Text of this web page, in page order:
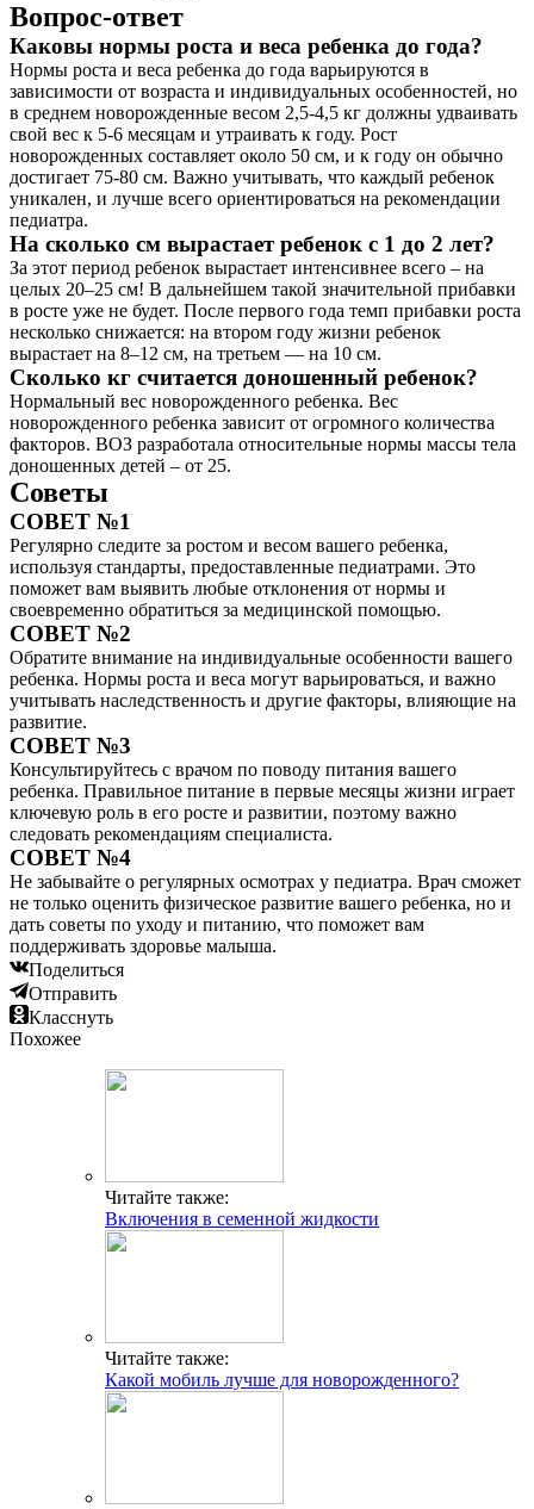
Вопрос-ответ
Каковы нормы роста и веса ребенка до года?
Нормы роста и веса ребенка до года варьируются в
зависимости от возраста и индивидуальных особенностей, но
в среднем новорожденные весом 2,5-4,5 кг должны удваивать
свой вес к 5-6 месяцам и утраивать к году. Рост
новорожденных составляет около 50 см, и к году он обычно
достигает 75-80 см. Важно учитывать, что каждый ребенок
уникален, и лучше всего ориентироваться на рекомендации
педиатра.
На сколько см вырастает ребенок с 1 до 2 лет?
За этот период ребенок вырастает интенсивнее всего – на
целых 20–25 см! В дальнейшем такой значительной прибавки
в росте уже не будет. После первого года темп прибавки роста
несколько снижается: на втором году жизни ребенок
вырастает на 8–12 см, на третьем — на 10 см.
Сколько кг считается доношенный ребенок?
Нормальный вес новорожденного ребенка. Вес
новорожденного ребенка зависит от огромного количества
факторов. ВОЗ разработала относительные нормы массы тела
доношенных детей – от 25.
Советы
СОВЕТ №1
Регулярно следите за ростом и весом вашего ребенка,
используя стандарты, предоставленные педиатрами. Это
поможет вам выявить любые отклонения от нормы и
своевременно обратиться за медицинской помощью.
СОВЕТ №2
Обратите внимание на индивидуальные особенности вашего
ребенка. Нормы роста и веса могут варьироваться, и важно
учитывать наследственность и другие факторы, влияющие на
развитие.
СОВЕТ №3
Консультируйтесь с врачом по поводу питания вашего
ребенка. Правильное питание в первые месяцы жизни играет
ключевую роль в его росте и развитии, поэтому важно
следовать рекомендациям специалиста.
СОВЕТ №4
Не забывайте о регулярных осмотрах у педиатра. Врач сможет
не только оценить физическое развитие вашего ребенка, но и
дать советы по уходу и питанию, что поможет вам
поддерживать здоровье малыша.
Поделиться
Отправить
Класснуть
Похожее
Читайте также:
Включения в семенной жидкости
Читайте также:
Какой мобиль лучше для новорожденного?